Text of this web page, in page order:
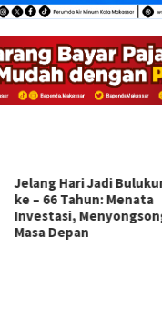
Ini Disampaikan Andi
Makkasau Saat Membuka
Porseni KSP Berkat